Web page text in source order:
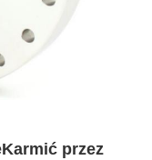
Karmić przez